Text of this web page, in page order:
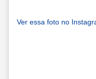
Ver essa foto no